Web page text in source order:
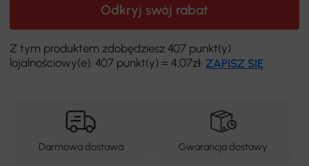
Odkryj swój rabat
Z tym produktem zdobędziesz 407 punkt(y)
lojalnościowy(e). 407 punkt(y) = 4,07zł.ZAPISZ SIĘ
Darmowa dostawa Gwarancja dostawy